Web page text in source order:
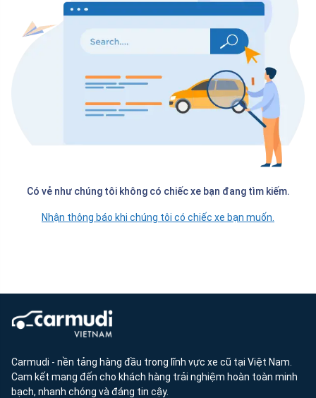
Có vẻ như chúng tôi không có chiếc xe bạn đang tìm kiếm.
Nhận thông báo khi chúng tôi có chiếc xe bạn muốn.
Carmudi - nền tảng hàng đầu trong lĩnh vực xe cũ tại Việt Nam.
Cam kết mang đến cho khách hàng trải nghiệm hoàn toàn minh
bạch, nhanh chóng và đáng tin cậy.